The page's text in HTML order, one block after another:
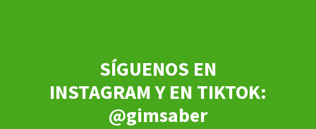
SÍGUENOS EN
INSTAGRAM Y EN TIKTOK:
@gimsaber